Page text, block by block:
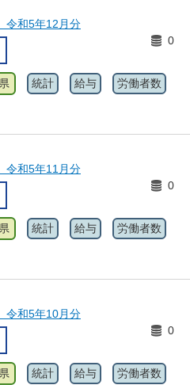
令和5年12月分
0
統計 給与 労働者数
令和5年11月分
0
統計 給与 労働者数
令和5年10月分
0
統計 給与 労働者数